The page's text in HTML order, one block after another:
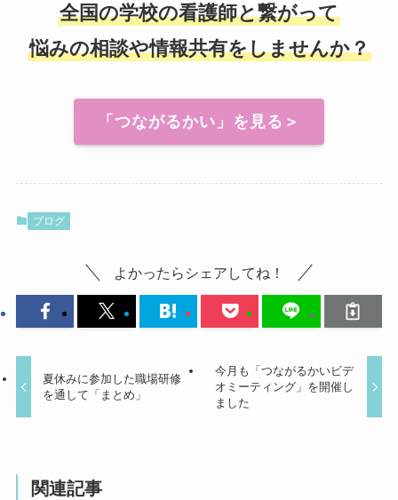
全国の学校の看護師と繋がって
悩みの相談や情報共有をしませんか？
「つながるかい」を見る＞
ブログ
よかったらシェアしてね！
夏休みに参加した職場研修
を通して「まとめ」
今月も「つながるかいビデ
オミーティング」を開催し
ました
関連記事